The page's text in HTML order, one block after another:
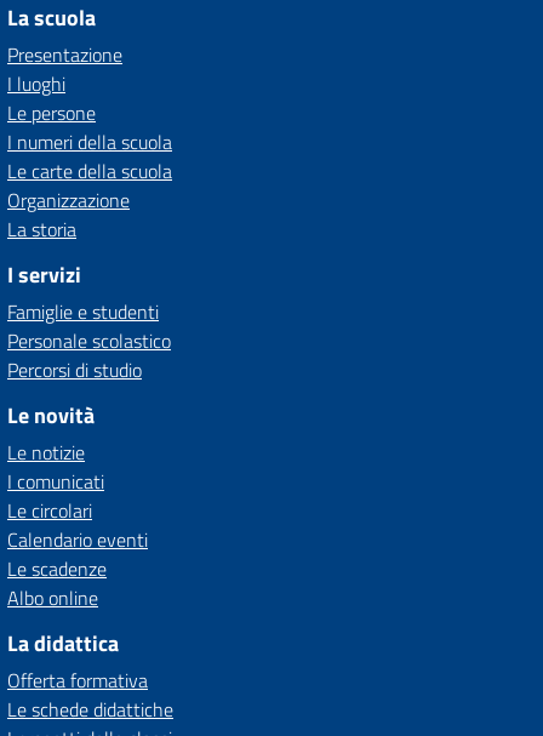
La scuola
Presentazione
I luoghi
Le persone
I numeri della scuola
Le carte della scuola
Organizzazione
La storia
I servizi
Famiglie e studenti
Personale scolastico
Percorsi di studio
Le novità
Le notizie
I comunicati
Le circolari
Calendario eventi
Le scadenze
Albo online
La didattica
Offerta formativa
Le schede didattiche